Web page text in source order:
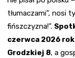
tłumaczami”, nosi
fińszczyzna!”.
czerwca 2026
Grodzkiej 8, a